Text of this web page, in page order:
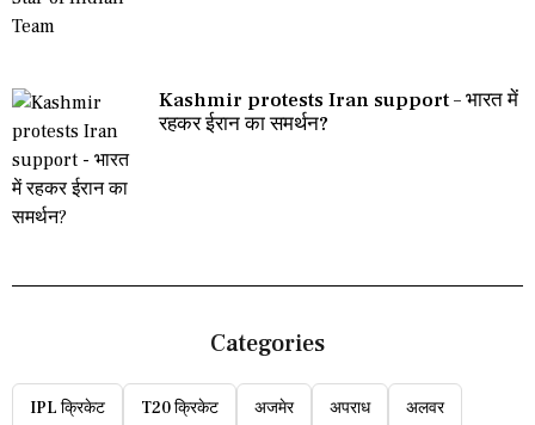
Kashmir protests Iran support – भारत में
रहकर ईरान का समर्थन?
Categories
IPL क्रिकेट T20 क्रिकेट अजमेर अपराध अलवर